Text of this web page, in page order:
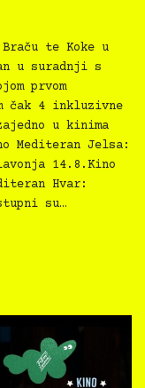
te Koke u
u suradnji s
prvom
čak 4 inkluzivne
u kinima
Mediteran Jelsa:
14.8.Kino
Hvar:
su…